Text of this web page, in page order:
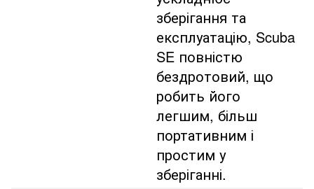
зберігання та
експлуатацію, Scuba
SE повністю
бездротовий, що
робить його
легшим, більш
портативним і
простим у
зберіганні.